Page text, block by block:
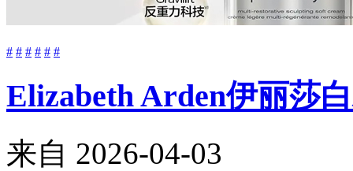
# # # # # #
Elizabeth Arden伊丽莎
来自 2026-04-03